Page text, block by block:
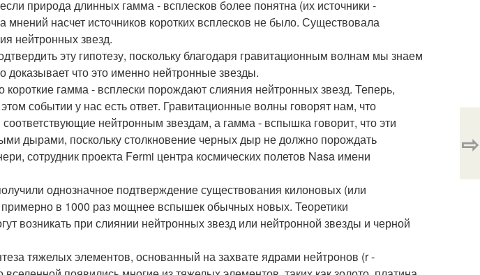
природа длинных гамма - всплесков более понятна (их источники -
мнений насчет источников коротких всплесков не было. Существовала
нейтронных звезд.
эту гипотезу, поскольку благодаря гравитационным волнам мы знаем
доказывает что это именно нейтронные звезды.
гамма - всплески порождают слияния нейтронных звезд. Теперь,
событии у нас есть ответ. Гравитационные волны говорят нам, что
нейтронным звездам, а гамма - вспышка говорит, что эти
дырами, поскольку столкновение черных дыр не должно порождать
сотрудник проекта Fermi центра космических полетов Nasa имени
однозначное подтверждение существования килоновых (или
в 1000 раз мощнее вспышек обычных новых. Теоретики
возникать при слиянии нейтронных звезд или нейтронной звезды и черной
тяжелых элементов, основанный на захвате ядрами нейтронов (r -
⇨